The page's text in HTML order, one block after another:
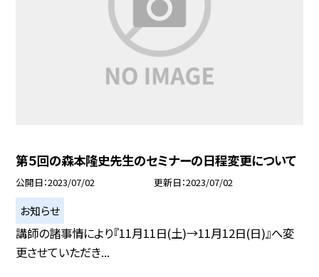
第５回の森本隆史先生のセミナーの日程変更について
公開日 2023/07/02 更新日 2023/07/02
お知らせ
講師の諸事情により『11月11日(土)→11月12日(日)』へ変
更させていただき...